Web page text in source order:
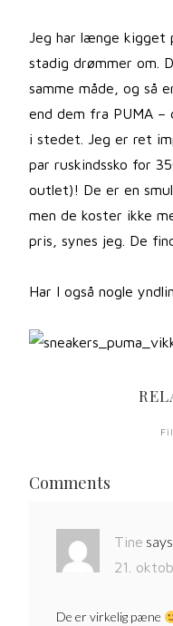
Jeg har længe kigget
stadig drømmer om.
samme måde, og så
end dem fra PUMA –
i stedet. Jeg er ret
par ruskindssko for
outlet)! De er en
men de koster ikke
pris, synes jeg. De
Har I også nogle
Comments
Tine says
21.
De er virkelig pæne